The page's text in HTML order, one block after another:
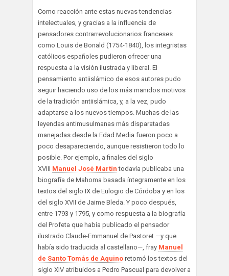
Como reacción ante estas nuevas tendencias
intelectuales, y gracias a la influencia de
pensadores contrarrevolucionarios franceses
como Louis de Bonald (1754-1840), los integristas
católicos españoles pudieron ofrecer una
respuesta a la visión ilustrada y liberal. El
pensamiento antiislámico de esos autores pudo
seguir haciendo uso de los más manidos motivos
de la tradición antiislámica, y, a la vez, pudo
adaptarse a los nuevos tiempos. Muchas de las
leyendas antimusulmanas más disparatadas
manejadas desde la Edad Media fueron poco a
poco desapareciendo, aunque resistieron todo lo
posible. Por ejemplo, a finales del siglo
XVIII Manuel José Martín todavía publicaba una
biografía de Mahoma basada íntegramente en los
textos del siglo IX de Eulogio de Córdoba y en los
del siglo XVII de Jaime Bleda. Y poco después,
entre 1793 y 1795, y como respuesta a la biografía
del Profeta que había publicado el pensador
ilustrado Claude-Emmanuel de Pastoret —y que
había sido traducida al castellano—, fray Manuel
de Santo Tomás de Aquino retomó los textos del
siglo XIV atribuidos a Pedro Pascual para devolver a